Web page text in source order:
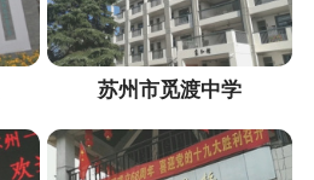
苏州市觅渡中学